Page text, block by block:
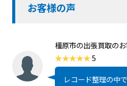
お客様の声
橿原市の出張買取の
5
レコード整理の中